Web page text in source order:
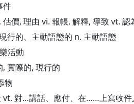
件
價, 理由 vi. 報帳, 解釋, 導致 vt. 認
行的、主動語態的 n. 主動語態
活動
實際的, 現行的
物
vt. 對…講話、應付、在……上寫收件